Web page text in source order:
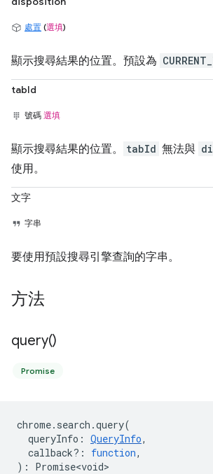
處置 (選填)
顯示搜尋結果的位置。預設為
tabId
號碼 選填
顯示搜尋結果的位置。 tabId 無法與
使用。
文字
字串
要使用預設搜尋引擎查詢的字串。
方法
query()
Promise
chrome. search .query(
queryInfo : QueryInfo,
callback? : function,
) : Promise<void>